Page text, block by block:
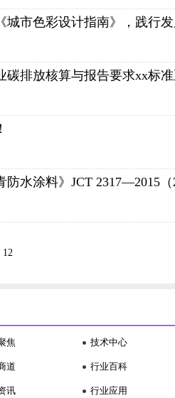
城市色彩设计指南》，践行
碳排放核算与报告要求xx标
水涂料》JCT 2317—2015
12
焦
道
讯
技术中心
行业百科
行业应用